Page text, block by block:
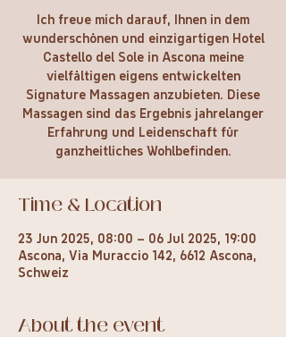
Ich freue mich darauf, Ihnen in dem
wunderschönen und einzigartigen Hotel
Castello del Sole in Ascona meine
vielfältigen eigens entwickelten
Signature Massagen anzubieten. Diese
Massagen sind das Ergebnis jahrelanger
Erfahrung und Leidenschaft für
ganzheitliches Wohlbefinden.
Time & Location
23 Jun 2025, 08:00 – 06 Jul 2025, 19:00
Ascona, Via Muraccio 142, 6612 Ascona,
Schweiz
About the event